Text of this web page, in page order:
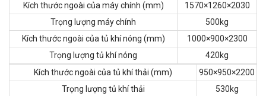
Kích thước ngoài của máy chính (mm)
1570×1260×2030
Trọng lượng máy chính
500kg
Kích thước ngoài của tủ khí nóng (mm)
1000×900×2300
Trọng lượng tủ khí nóng
420kg
Kích thước ngoài của tủ khí thải (mm)
950×950×2200
Trọng lượng tủ khí thải
530kg